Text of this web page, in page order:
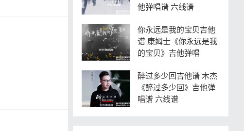
他弹唱谱 六线谱
你永远是我的宝贝吉他
谱 康姆士《你永远是我
的宝贝》吉他弹唱
醉过多少回吉他谱 木杰
《醉过多少回》吉他弹
唱谱 六线谱